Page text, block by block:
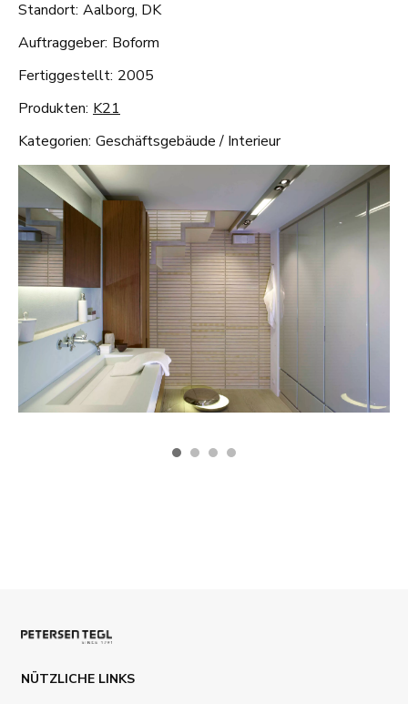
Standort: Aalborg, DK
Auftraggeber: Boform
Fertiggestellt: 2005
Produkten: K21
Kategorien: Geschäftsgebäude / Interieur
NÜTZLICHE LINKS